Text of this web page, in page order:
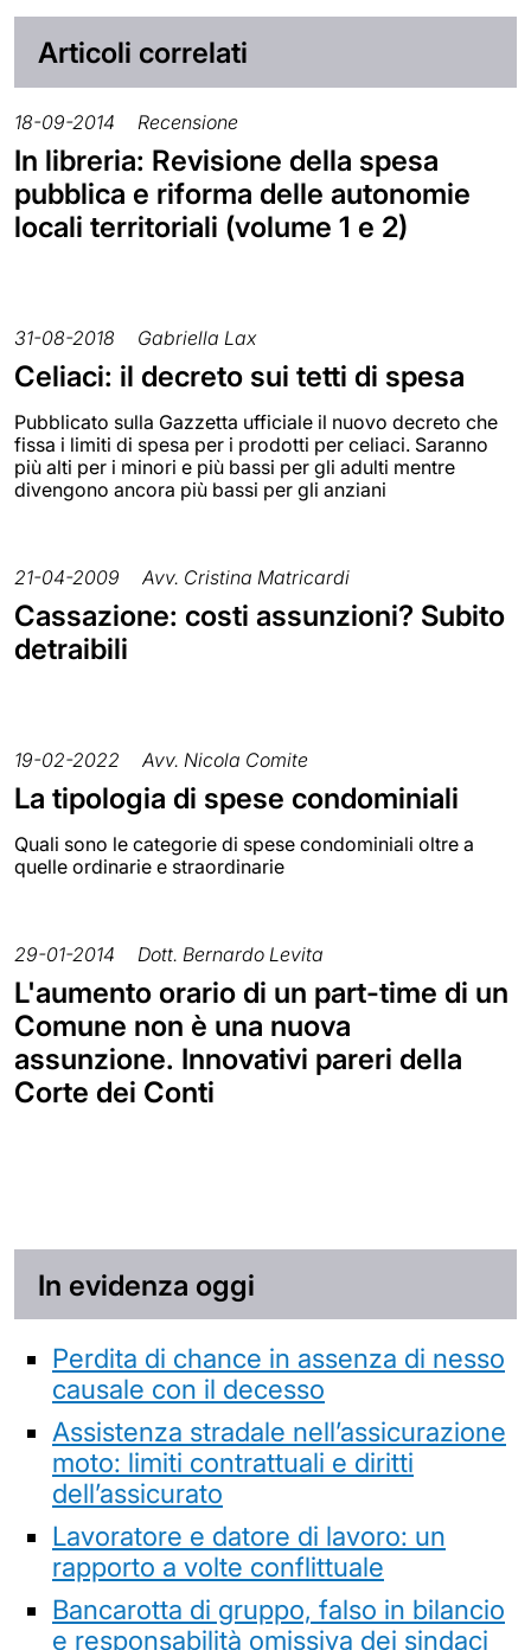
Articoli correlati
18-09-2014 Recensione
In libreria: Revisione della spesa
pubblica e riforma delle autonomie
locali territoriali (volume 1 e 2)
31-08-2018 Gabriella Lax
Celiaci: il decreto sui tetti di spesa
Pubblicato sulla Gazzetta ufficiale il nuovo decreto che
fissa i limiti di spesa per i prodotti per celiaci. Saranno
più alti per i minori e più bassi per gli adulti mentre
divengono ancora più bassi per gli anziani
21-04-2009 Avv. Cristina Matricardi
Cassazione: costi assunzioni? Subito
detraibili
19-02-2022 Avv. Nicola Comite
La tipologia di spese condominiali
Quali sono le categorie di spese condominiali oltre a
quelle ordinarie e straordinarie
29-01-2014 Dott. Bernardo Levita
L'aumento orario di un part-time di un
Comune non è una nuova
assunzione. Innovativi pareri della
Corte dei Conti
In evidenza oggi
Perdita di chance in assenza di nesso
causale con il decesso
Assistenza stradale nell’assicurazione
moto: limiti contrattuali e diritti
dell’assicurato
Lavoratore e datore di lavoro: un
rapporto a volte conflittuale
Bancarotta di gruppo, falso in bilancio
e responsabilità omissiva dei sindaci